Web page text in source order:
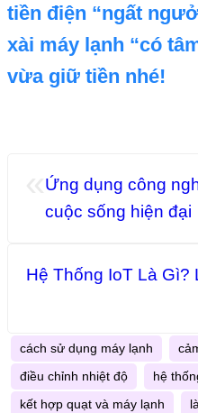
tiền điện “ngất
xài máy lạnh “có
vừa giữ tiền nhé!
Ứng dụng công
cuộc sống hiện đại
Hệ Thống IoT Là Gì?
cách sử dụng máy lạnh
điều chỉnh nhiệt độ hệ
kết hợp quạt và máy lạnh